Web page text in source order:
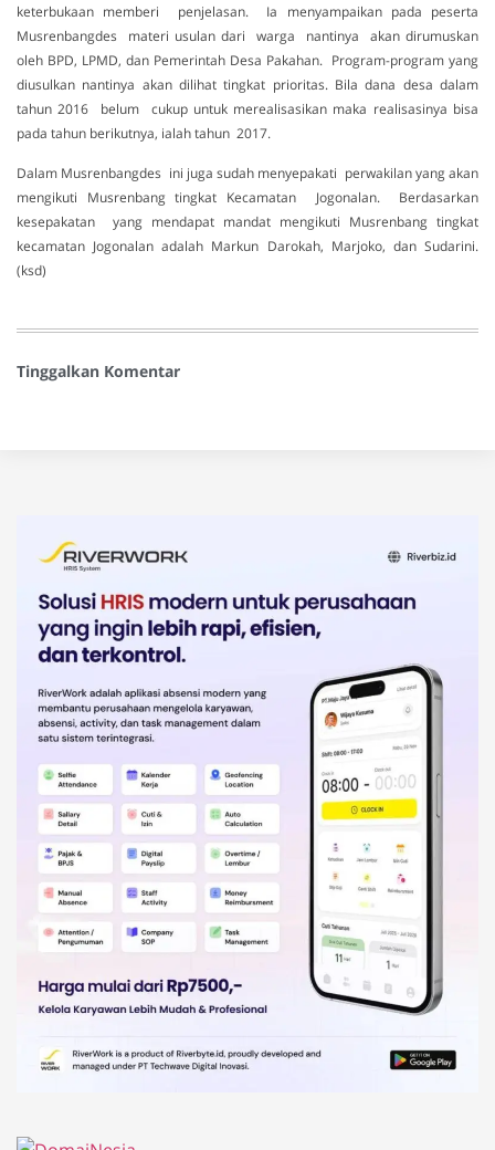
keterbukaan memberi penjelasan. Ia menyampaikan pada peserta
Musrenbangdes materi usulan dari warga nantinya akan dirumuskan
oleh BPD, LPMD, dan Pemerintah Desa Pakahan. Program-program yang
diusulkan nantinya akan dilihat tingkat prioritas. Bila dana desa dalam
tahun 2016 belum cukup untuk merealisasikan maka realisasinya bisa
pada tahun berikutnya, ialah tahun 2017.
Dalam Musrenbangdes ini juga sudah menyepakati perwakilan yang akan
mengikuti Musrenbang tingkat Kecamatan Jogonalan. Berdasarkan
kesepakatan yang mendapat mandat mengikuti Musrenbang tingkat
kecamatan Jogonalan adalah Markun Darokah, Marjoko, dan Sudarini.
(ksd)
Tinggalkan Komentar